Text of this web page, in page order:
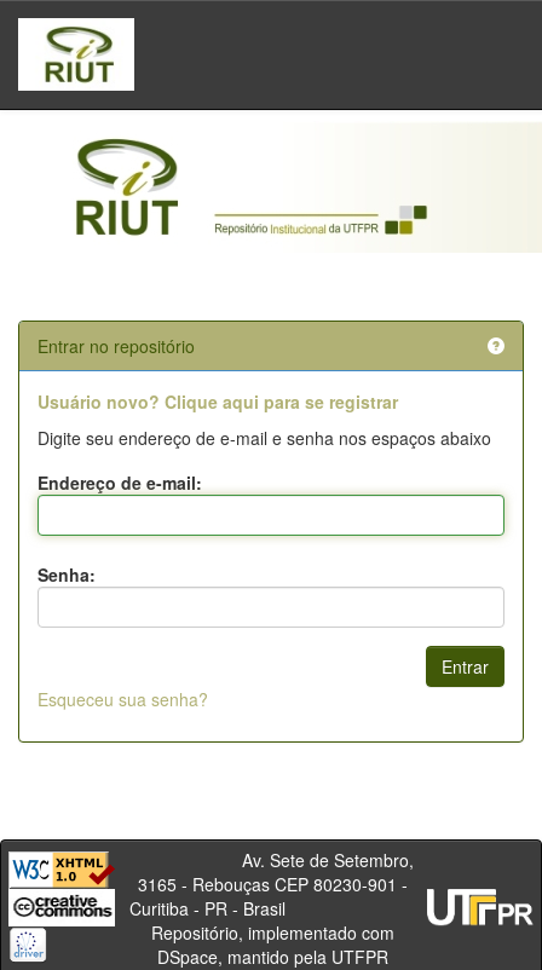
Skip
navigation
Entrar no repositório
Usuário novo? Clique aqui para se registrar
Digite seu endereço de e-mail e senha nos espaços abaixo
Endereço de e-mail:
Senha:
Esqueceu sua senha?
Av. Sete de Setembro,
3165 - Rebouças CEP 80230-901 -
Curitiba - PR - Brasil
Repositório, implementado com
DSpace, mantido pela UTFPR